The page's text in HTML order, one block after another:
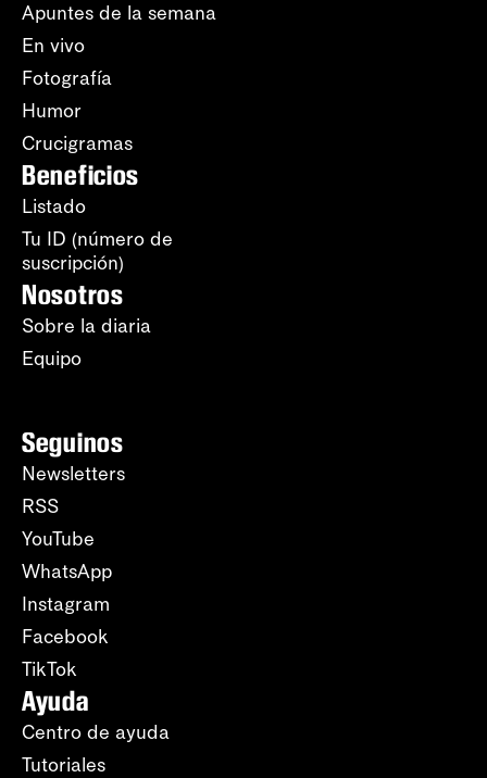
Apuntes de la semana
En vivo
Fotografía
Humor
Crucigramas
Beneficios
Listado
Tu ID (número de
suscripción)
Nosotros
Sobre la diaria
Equipo
Seguinos
Newsletters
RSS
YouTube
WhatsApp
Instagram
Facebook
TikTok
Ayuda
Centro de ayuda
Tutoriales